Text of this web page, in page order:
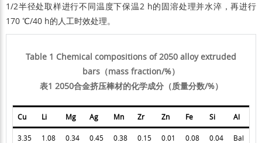
1/2半径处取样进行不同温度下保温2 h的固溶处理并水淬，再进行
170 ℃/40 h的人工时效处理。
Table 1 Chemical compositions of 2050 alloy extruded
bars（mass fraction/%）
表1 2050合金挤压棒材的化学成分（质量分数/%）
Cu Li Mg Ag Mn Zr Zn Fe Si Al
3.35 1.08 0.34 0.45 0.38 0.15 0.01 0.08 0.04 Bal